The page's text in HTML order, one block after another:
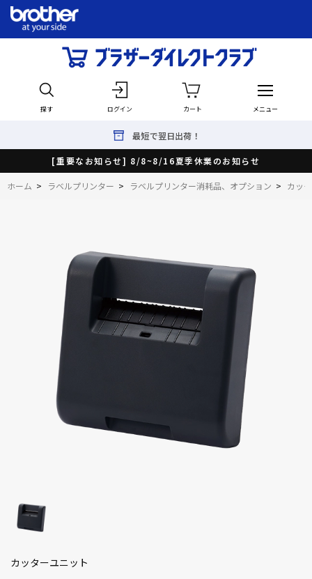
探す ログイン カート メニュー
最短で翌日出荷！
[重要なお知らせ] 8/8~8/16夏季休業のお知らせ
ホーム > ラベルプリンター > ラベルプリンター消耗品、オプション > カッ
カッターユニット